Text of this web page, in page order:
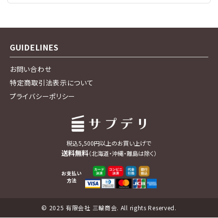
GUIDELINES
お問い合わせ
特定商取引法表示について
プライバシーポリシー
税込5,500円以上のお買い上げで
送料無料（北海道・沖縄・離島は除く）
お支払い
方法
© 2025 有限会社 三輪商会. All rights Reserved.